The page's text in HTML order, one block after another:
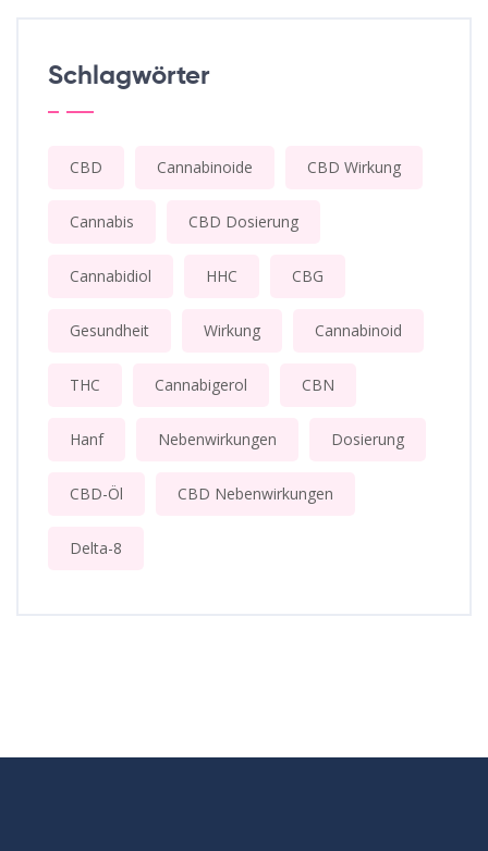
Schlagwörter
CBD Cannabinoide CBD Wirkung
Cannabis CBD Dosierung
Cannabidiol HHC CBG
Gesundheit Wirkung Cannabinoid
THC Cannabigerol CBN
Hanf Nebenwirkungen Dosierung
CBD-Öl CBD Nebenwirkungen
Delta-8